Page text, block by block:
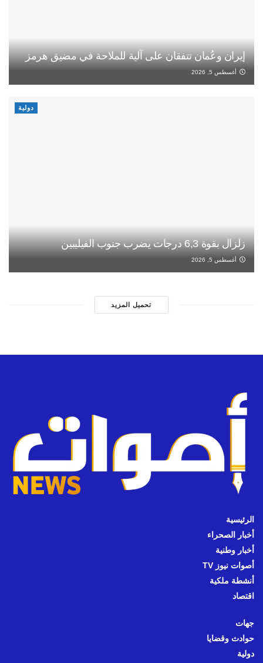
إيران وعُمان تتفقان على آلية للملاحة في مضيق هرمز
أغسطس 5, 2026
دولية
زلزال بقوة 6,3 درجات يضرب جنوب الفيليبين
أغسطس 5, 2026
تحميل المزيد
الرئيسية
أخبار الصحراء
أخبار وطنية
أصوات نيوز TV
أنشطة ملكية
اقتصاد
جهات
حوادث وقضايا
دولية